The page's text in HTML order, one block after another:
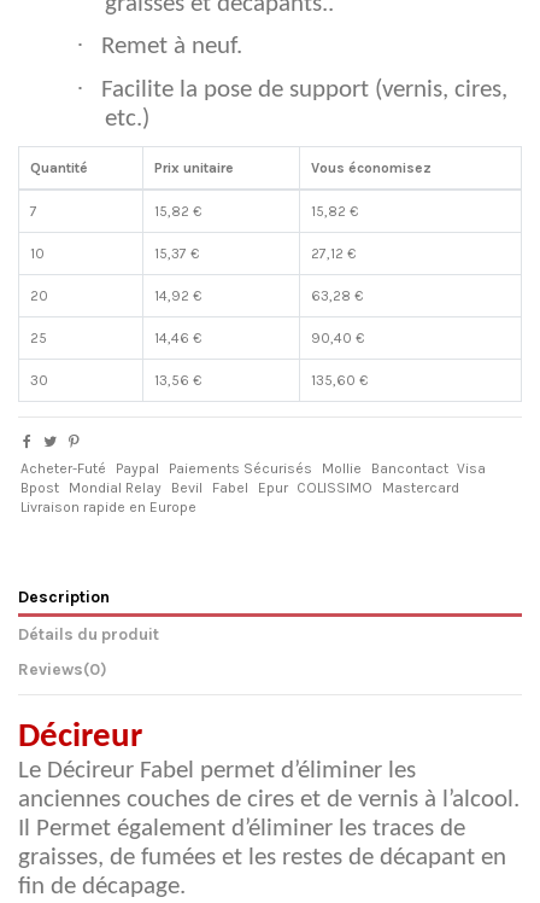
· Remet à neuf.
·
Facilite la pose de support (vernis, cires,
etc.)
Quantité Prix unitaire Vous économisez
7 15,82 € 15,82 €
10 15,37 € 27,12 €
20 14,92 € 63,28 €
25 14,46 € 90,40 €
30 13,56 € 135,60 €
Acheter-Futé Paypal Paiements Sécurisés Mollie Bancontact Visa
Bpost
Mondial Relay Bevil Fabel Epur COLISSIMO
Mastercard
Livraison rapide en Europe
Description
Détails du produit
Reviews(0)
Décireur
Le Décireur Fabel permet d’éliminer les
anciennes couches de cires et de vernis à l’alcool.
Il Permet également d’éliminer les traces de
graisses, de fumées et les restes de décapant en
fin de décapage.